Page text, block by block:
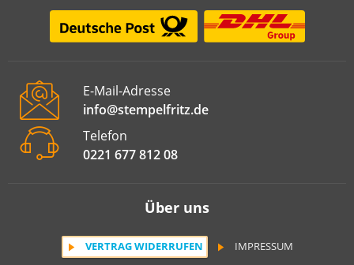
E-Mail-Adresse
info@stempelfritz.de
Telefon
0221 677 812 08
Über uns
VERTRAG WIDERRUFEN
IMPRESSUM